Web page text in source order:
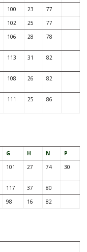
100 23
77
102 25
77
106 28 78
113 31 82
108 26 82
111 25 86
G H N
P
101 27 74 30
117 37
80
98 16 82